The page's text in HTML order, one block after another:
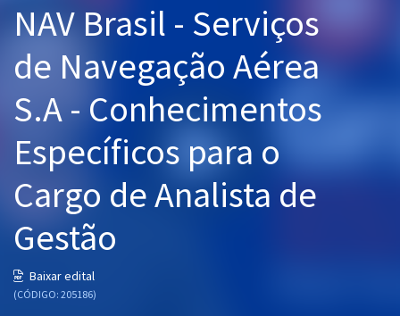
Graduação
OAB
Mentorias
Questões grátis
Conteúdo gratuito
Blog
NAV Brasil - Serviços
de Navegação Aérea
S.A - Conhecimentos
Específicos para o
Cargo de Analista de
Gestão
Baixar edital
(CÓDIGO: 205186)